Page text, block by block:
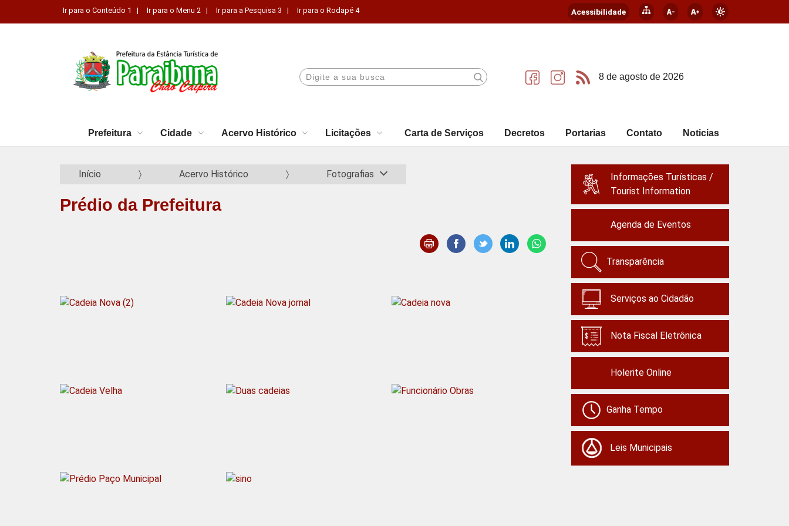
Ir para o Conteúdo 1 | Ir para o Menu 2 | Ir para a Pesquisa 3 | Ir para o Rodapé 4 Acessibilidade
8 de agosto de 2026
Prefeitura Cidade Acervo Histórico Licitações Carta de Serviços Decretos Portarias Contato Noticias
Início Acervo Histórico Fotografias
Prédio da Prefeitura
Informações Turísticas /
Tourist Information
Agenda de Eventos
Transparência
Serviços ao Cidadão
Nota Fiscal Eletrônica
Holerite Online
Ganha Tempo
Leis Municipais